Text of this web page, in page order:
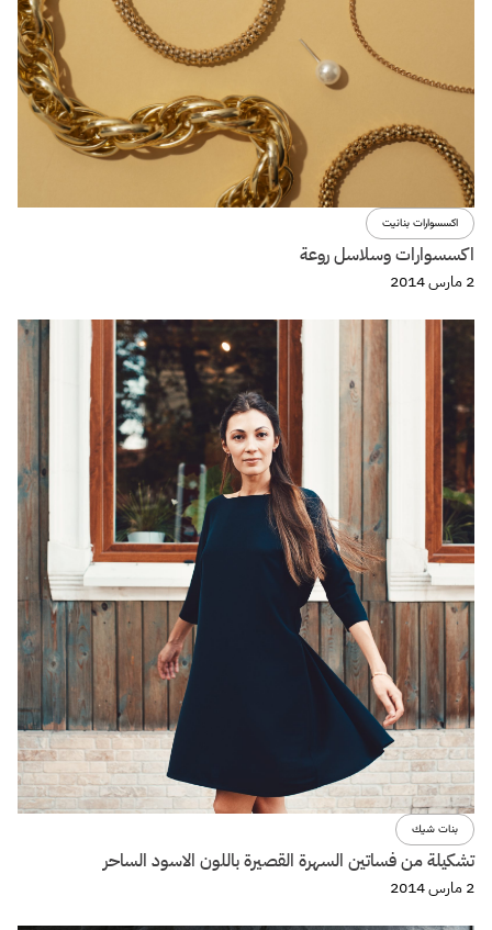
اكسسوارات بنانيت
اكسسوارات وسلاسل روعة
2 مارس 2014
بنات شيك
تشكيلة من فساتين السهرة القصيرة باللون الاسود الساحر
2 مارس 2014